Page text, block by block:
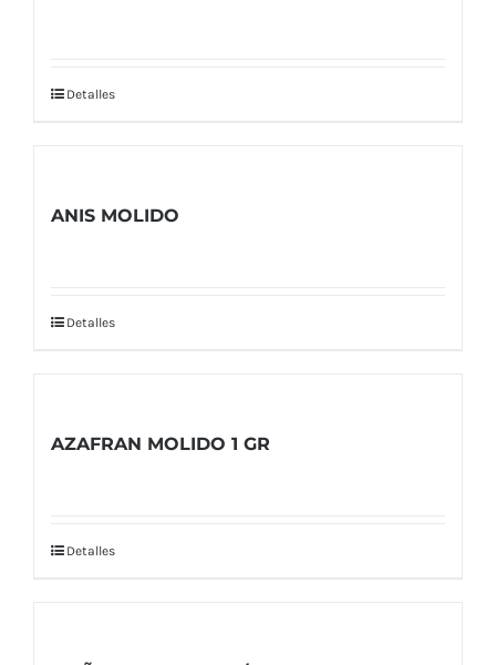
Detalles
ANIS MOLIDO
Detalles
AZAFRAN MOLIDO 1 GR
Detalles